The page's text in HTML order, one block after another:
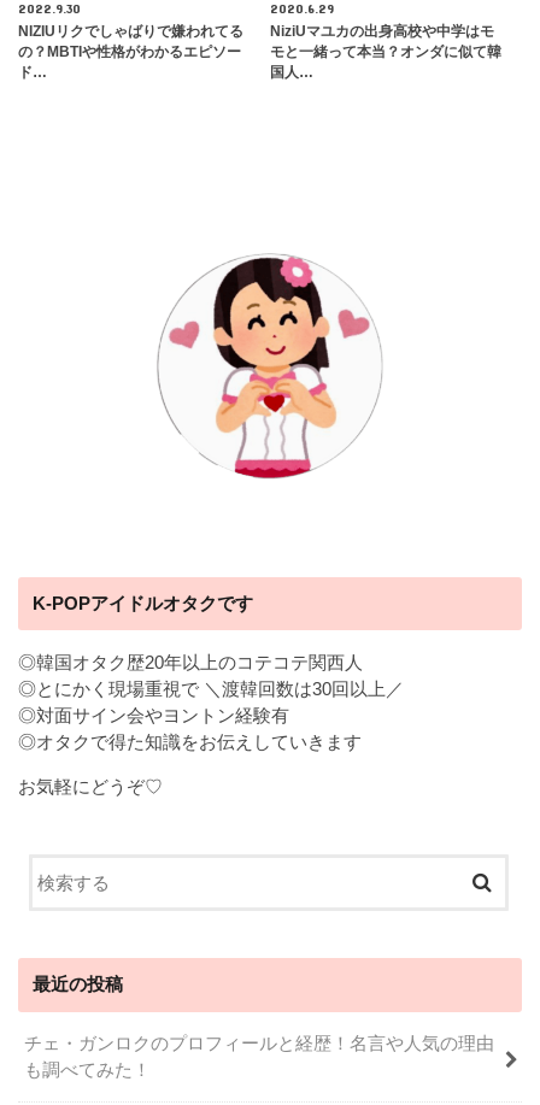
2022.9.30
NIZIUリクでしゃばりで嫌われてる
の？MBTIや性格がわかるエピソー
ド…
2020.6.29
NiziUマユカの出身高校や中学はモ
モと一緒って本当？オンダに似て韓
国人…
K-POPアイドルオタクです
◎韓国オタク歴20年以上のコテコテ関西人
◎とにかく現場重視で ＼渡韓回数は30回以上／
◎対面サイン会やヨントン経験有
◎オタクで得た知識をお伝えしていきます
お気軽にどうぞ♡
最近の投稿
チェ・ガンロクのプロフィールと経歴！名言や人気の理由
も調べてみた！